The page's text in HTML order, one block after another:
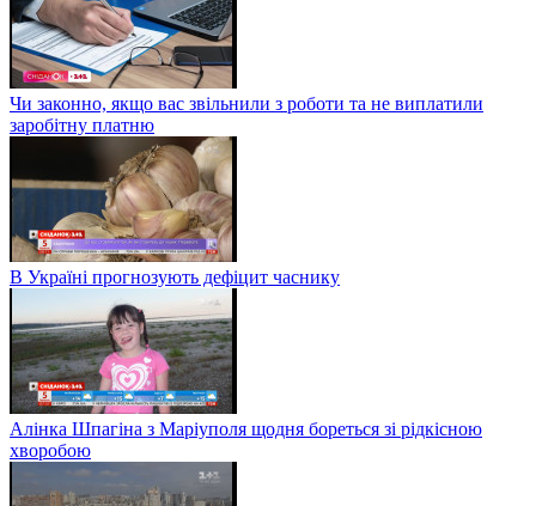
Чи законно, якщо вас звільнили з роботи та не виплатили
заробітну платню
В Україні прогнозують дефіцит часнику
Алінка Шпагіна з Маріуполя щодня бореться зі рідкісною
хворобою